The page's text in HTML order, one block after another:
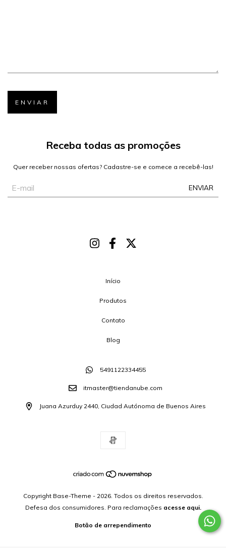
Receba todas as promoções
Quer receber nossas ofertas? Cadastre-se e comece a recebê-las!
Início
Produtos
Contato
Blog
5491122334455
itmaster@tiendanube.com
Juana Azurduy 2440, Ciudad Autónoma de Buenos Aires
Copyright Base-Theme - 2026. Todos os direitos reservados.
Defesa dos consumidores. Para reclamações acesse aqui.
Botão de arrependimento